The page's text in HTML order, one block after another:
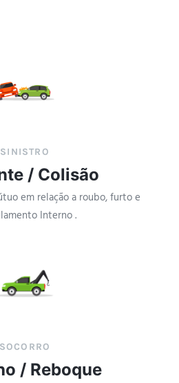
SINISTRO
/ Colisão
em relação a roubo, furto e
Interno .
SOCORRO
/ Reboque